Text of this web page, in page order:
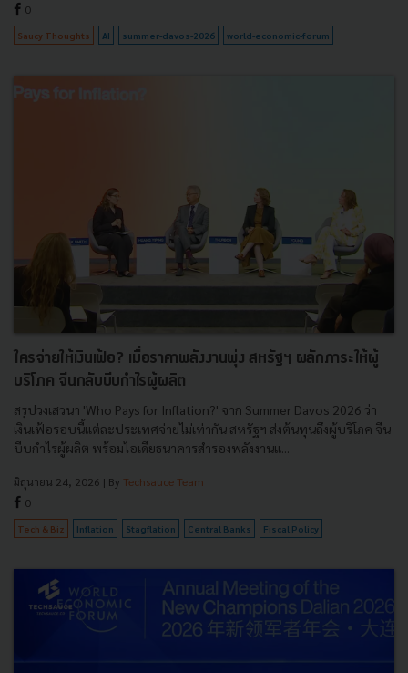
0
Saucy Thoughts AI summer-davos-2026 world-economic-forum
ใครจ่ายให้เงินเฟ้อ? เมื่อราคาพลังงานพุ่ง สหรัฐฯ ผลักภาระให้ผู้
บริโภค จีนกลับบีบกำไรผู้ผลิต
สรุปวงเสวนา 'Who Pays for Inflation?' จาก Summer Davos 2026 ว่า
เงินเฟ้อรอบนี้แต่ละประเทศจ่ายไม่เท่ากัน สหรัฐฯ ส่งต้นทุนถึงผู้บริโภค จีน
บีบกำไรผู้ผลิต พร้อมไอเดียธนาคารสำรองพลังงานแ...
มิถุนายน 24, 2026 | By Techsauce Team
0
Tech & Biz Inflation Stagflation Central Banks Fiscal Policy